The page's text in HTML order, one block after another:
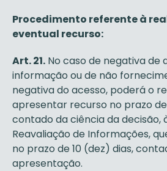
Procedimento referente à
eventual recurso:
Art. 21. No caso de negativa de
informação ou de não
negativa do acesso, poderá o
apresentar recurso no prazo de
contado da ciência da decisão,
Reavaliação de Informações,
no prazo de 10 (dez) dias,
apresentação.